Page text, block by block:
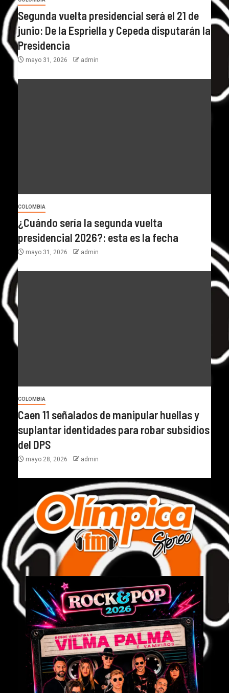
Segunda vuelta presidencial será el 21 de
junio: De la Espriella y Cepeda disputarán la
Presidencia
mayo 31, 2026 admin
COLOMBIA
¿Cuándo sería la segunda vuelta
presidencial 2026?: esta es la fecha
mayo 31, 2026 admin
COLOMBIA
Caen 11 señalados de manipular huellas y
suplantar identidades para robar subsidios
del DPS
mayo 28, 2026 admin